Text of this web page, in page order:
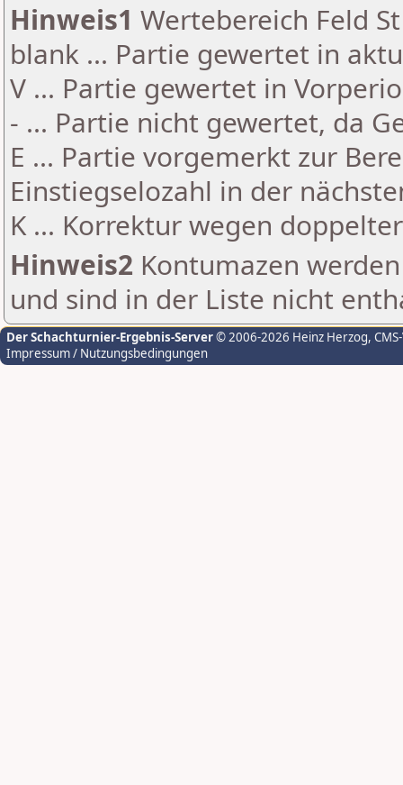
Hinweis1 Wertebereich Feld
blank ... Partie gewertet in
V ... Partie gewertet in
- ... Partie nicht gewertet, da
E ... Partie vorgemerkt zur
Einstiegselozahl in der
K ... Korrektur wegen
Hinweis2 Kontumazen
und sind in der Liste nicht
Der Schachturnier-Ergebnis-Server© 2006-2026 Heinz Herzog,
Impressum / Nutzungsbedingungen